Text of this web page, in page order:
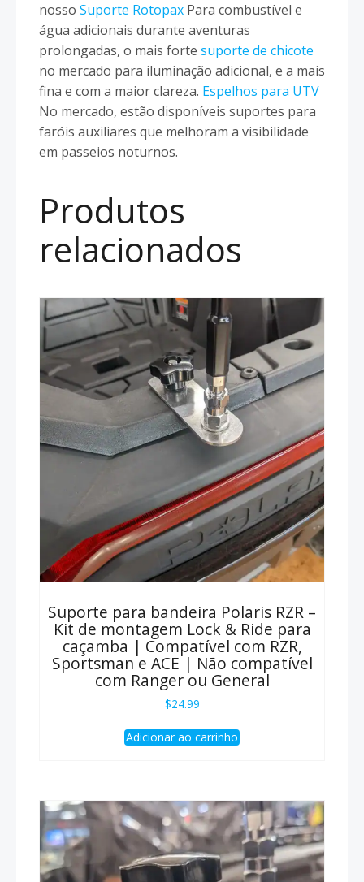
nosso Suporte Rotopax Para combustível e
água adicionais durante aventuras
prolongadas, o mais forte suporte de chicote
no mercado para iluminação adicional, e a mais
fina e com a maior clareza. Espelhos para UTV
No mercado, estão disponíveis suportes para
faróis auxiliares que melhoram a visibilidade
em passeios noturnos.
Produtos
relacionados
Suporte para bandeira Polaris RZR –
Kit de montagem Lock & Ride para
caçamba | Compatível com RZR,
Sportsman e ACE | Não compatível
com Ranger ou General
$24.99
Adicionar ao carrinho